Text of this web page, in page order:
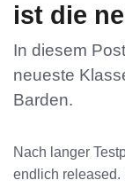
ist die
In diesem
neueste
Barden.
Nach langer
endlich released.